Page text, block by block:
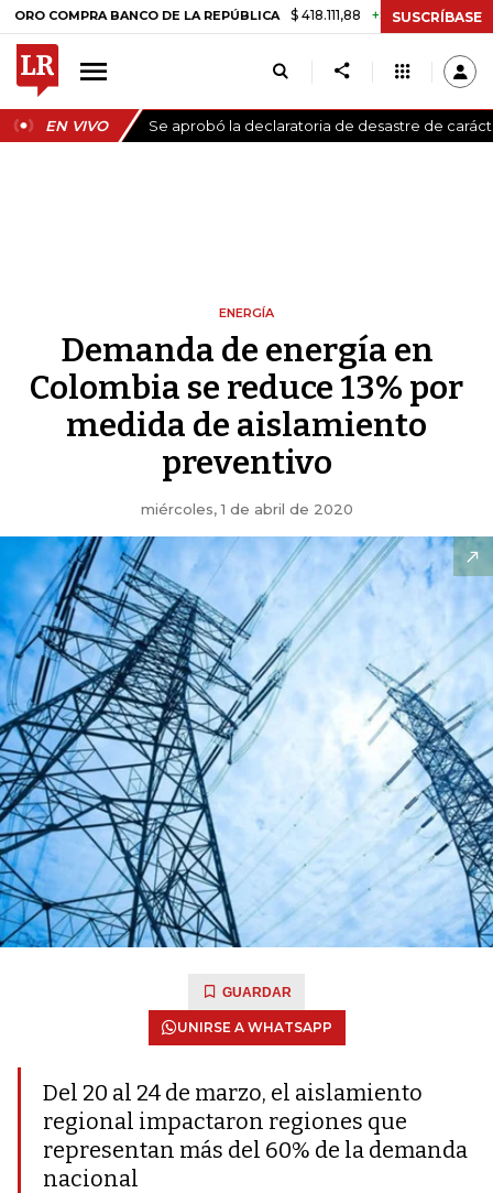
BANCO DE LA REPÚBLICA $ 418.111,88 +$ 9.612,91 +2,35%
SUSCRÍBASE
EN VIVO Se aprobó la declaratoria de desastre de
ENERGÍA
Demanda de energía en
Colombia se reduce 13% por
medida de aislamiento
preventivo
miércoles, 1 de abril de 2020
GUARDAR
UNIRSE A WHATSAPP
Del 20 al 24 de marzo, el aislamiento
regional impactaron regiones que
representan más del 60% de la demanda
nacional